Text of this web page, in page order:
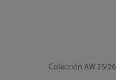
Colección AW 25/26